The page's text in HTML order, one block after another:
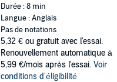
Durée : 8 min
Langue : Anglais
Pas de notations
5,32 € ou gratuit avec l'essai.
Renouvellement automatique à
5,99 €/mois après l'essai. Voir
conditions d'éligibilité